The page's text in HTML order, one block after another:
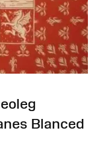
Blanced